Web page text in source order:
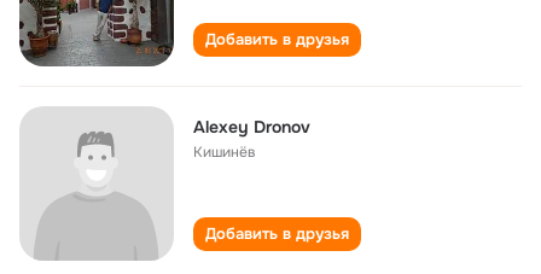
Добавить в друзья
Alexey Dronov
Кишинёв
Добавить в друзья